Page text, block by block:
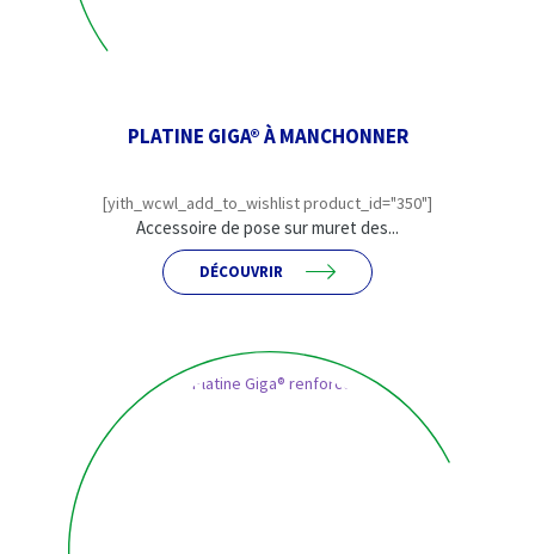
PLATINE GIGA® À MANCHONNER
[yith_wcwl_add_to_wishlist product_id="350"]
Accessoire de pose sur muret des...
DÉCOUVRIR